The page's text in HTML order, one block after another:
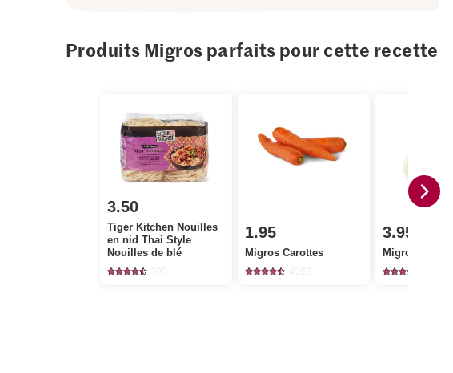
Produits Migros parfaits pour cette recette
3.50
Tiger Kitchen Nouilles
en nid Thai Style
Nouilles de blé
1.95
Migros Carottes
3.95
Migros Fenouil